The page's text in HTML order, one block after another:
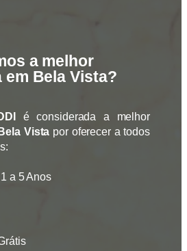
a melhor
em Bela Vista?
é considerada a melhor
Vista por oferecer a todos
a 5 Anos